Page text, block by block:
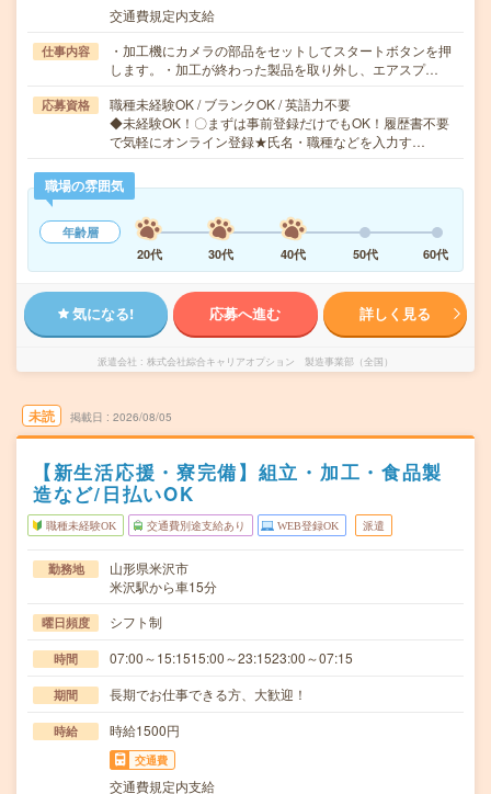
交通費規定内支給
仕事内容
・加工機にカメラの部品をセットしてスタートボタンを押
します。・加工が終わった製品を取り外し、エアスプ…
応募資格
職種未経験OK / ブランクOK / 英語力不要
◆未経験OK！〇まずは事前登録だけでもOK！履歴書不要
で気軽にオンライン登録★氏名・職種などを入力す…
職場の雰囲気
年齢層
20代
30代 40代 50代 60代
気になる! 応募へ進む 詳しく見る
派遣会社 株式会社綜合キャリアオプション 製造事業部（全国）
未読 掲載日 2026/08/05
【新生活応援・寮完備】組立・加工・食品製
造など/日払いOK
職種未経験OK 交通費別途支給あり WEB登録OK 派遣
勤務地
山形県米沢市
米沢駅から車15分
曜日頻度 シフト制
時間 07:00～15:1515:00～23:1523:00～07:15
期間 長期でお仕事できる方、大歓迎！
時給 時給1500円
交通費
交通費規定内支給